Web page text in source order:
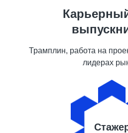
Трамплин, работа на
лидерах